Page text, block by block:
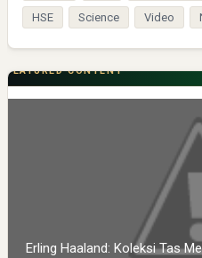
HSE Science Video
FEATURED CONTENT
Erling Haaland: Koleksi Tas